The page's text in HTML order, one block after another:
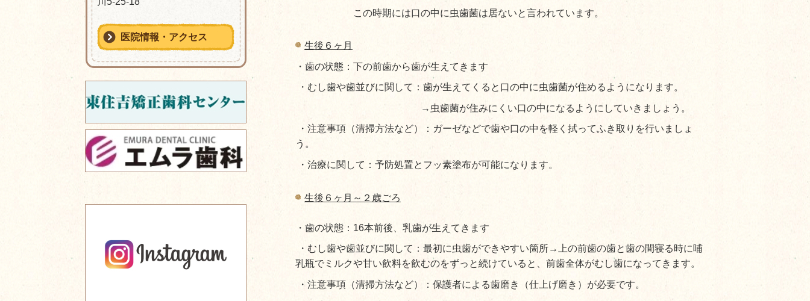
この時期には口の中に虫歯菌は居ないと言われています。
生後６ヶ月
・歯の状態：下の前歯から歯が生えてきます
・むし歯や歯並びに関して：歯が生えてくると口の中に虫歯菌が住めるようになります。
→虫歯菌が住みにくい口の中になるようにしていきましょう。
・注意事項（清掃方法など）：ガーゼなどで歯や口の中を軽く拭ってふき取りを行いましょ
う。
・治療に関して：予防処置とフッ素塗布が可能になります。
生後６ヶ月～２歳ごろ
・歯の状態：16本前後、乳歯が生えてきます
・むし歯や歯並びに関して：最初に虫歯ができやすい箇所→上の前歯の歯と歯の間寝る時に哺
乳瓶でミルクや甘い飲料を飲むのをずっと続けていると、前歯全体がむし歯になってきます。
・注意事項（清掃方法など）：保護者による歯磨き（仕上げ磨き）が必要です。
医院情報・アクセス